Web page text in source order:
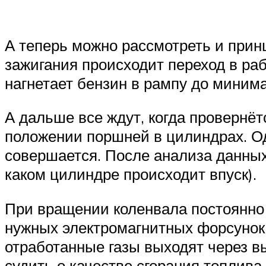
А теперь можно рассмотреть и
зажигания происходит переход в
нагнетает бензин в рампу до
А дальше все ждут, когда
положении поршней в цилиндрах.
совершается. После анализа
каком цилиндре происходит впуск).
При вращении коленвала
нужных электромагнитных
отработанные газы выходят через